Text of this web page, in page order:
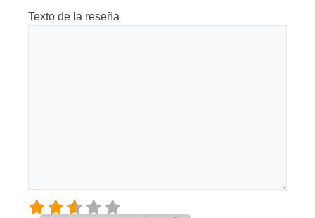
Texto de la reseña